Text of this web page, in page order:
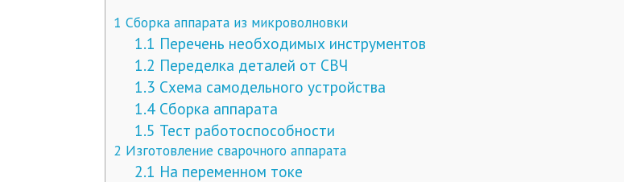
1 Сборка аппарата из микроволновки
1.1 Перечень необходимых инструментов
1.2 Переделка деталей от СВЧ
1.3 Схема самодельного устройства
1.4 Сборка аппарата
1.5 Тест работоспособности
2 Изготовление сварочного аппарата
2.1 На переменном токе